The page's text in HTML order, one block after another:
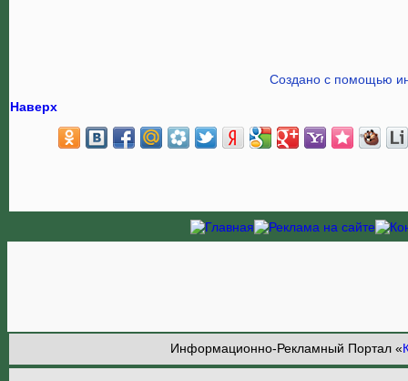
Создано с помощью
Наверх
Информационно-Рекламный Портал «